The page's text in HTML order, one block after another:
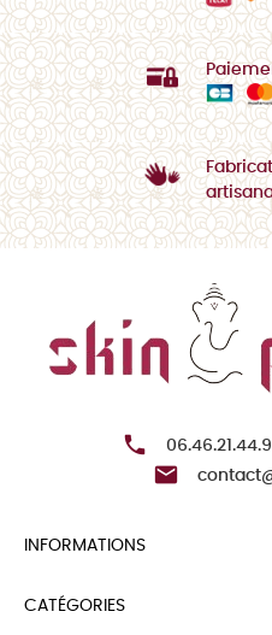


INFORMATIONS
CATÉGORIES